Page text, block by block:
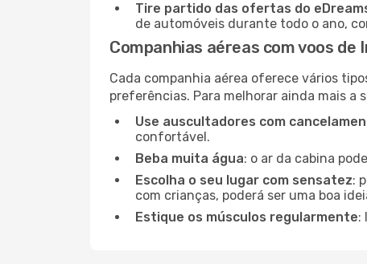
Tire partido das ofertas do
de automóveis durante todo o ano,
Companhias aéreas com voos de
Cada companhia aérea oferece vários
preferências. Para melhorar ainda mais a
Use auscultadores com
confortável.
Beba muita água: o ar da cabina
Escolha o seu lugar com sensatez:
com crianças, poderá ser uma boa
Estique os músculos regularmente: